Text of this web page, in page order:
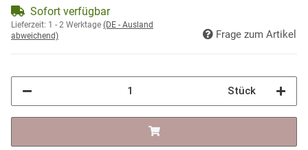
Sofort verfügbar
Lieferzeit: 1 - 2 Werktage (DE - Ausland
abweichend)
Frage zum Artikel
Stück